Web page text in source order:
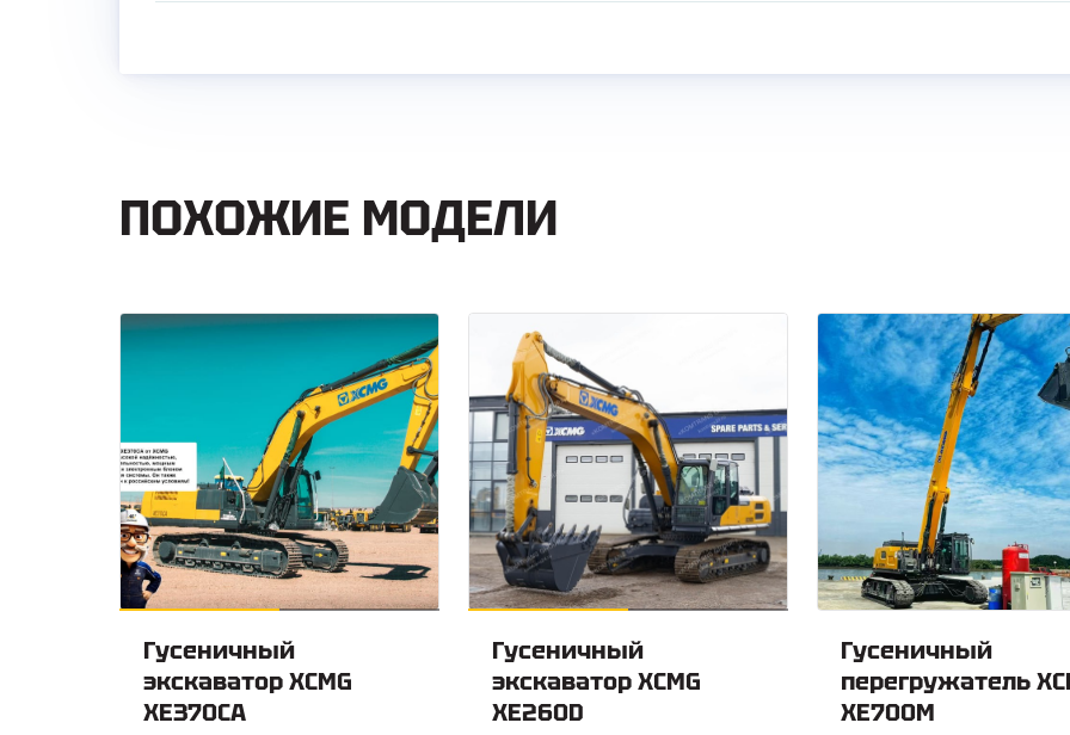
ПОХОЖИЕ МОДЕЛИ
Гусеничный
экскаватор XCMG
XE370CA
Гусеничный
экскаватор XCMG
XE260D
Гусеничный
перегружатель
XE700M